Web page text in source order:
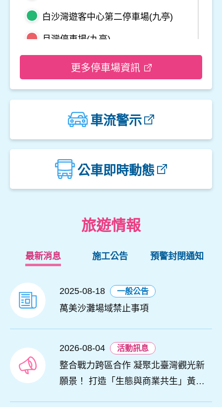
白沙灣遊客中心第二停車場(九亭)
月灣停車場(九亭)
野柳地質公園停車場
觀音山遊客中心停車場一
楓櫃斗湖停車場
中角灣停車場
更多停車場資訊
車流警示
公車即時動態
旅遊情報
最新消息
2025-08-18 一般公告
萬美沙灘場域禁止事項
2026-08-04 活動訊息
整合戰力跨區合作 凝聚北臺灣觀光新
願景！ 打造「生態與商業共生」黃金
施工公告 預警封閉通知